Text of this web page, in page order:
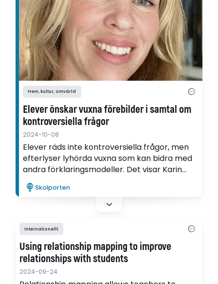
Hem, kultur, omvärld
Elever önskar vuxna förebilder i samtal om
kontroversiella frågor
2024-10-08
Elever räds inte kontroversiella frågor, men
efterlyser lyhörda vuxna som kan bidra med
andra förklaringsmodeller. Det visar Karin
Årman i sin avhandling.
Skolporten
Internationellt
Using relationship mapping to improve
relationships with students
2024-09-24